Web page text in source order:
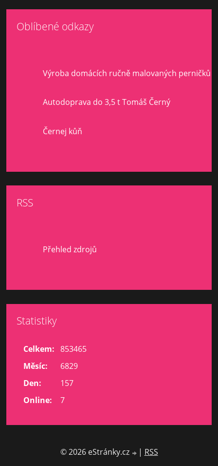
Oblíbené odkazy
Výroba domácích ručně malovaných perničků
Autodoprava do 3,5 t Tomáš Černý
Černej kůň
RSS
Přehled zdrojů
Statistiky
Online: 7
Celkem: 853465
Měsíc:
6829
Den:
157
© 2026 eStránky.cz | RSS